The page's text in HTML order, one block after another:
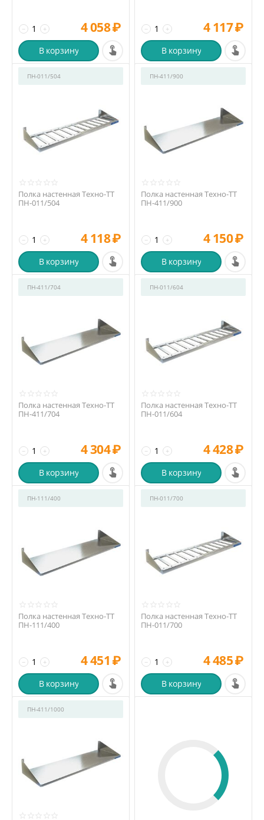
+
− 4 058₽
В корзину
+
− 4 117₽
В корзину
ПН-011/504
Полка настенная Техно-ТТ
ПН-011/504
+
− 4 118₽
В корзину
ПН-411/900
Полка настенная Техно-ТТ
ПН-411/900
+
− 4 150₽
В корзину
ПН-411/704
Полка настенная Техно-ТТ
ПН-411/704
+
− 4 304₽
В корзину
ПН-011/604
Полка настенная Техно-ТТ
ПН-011/604
+
− 4 428₽
В корзину
ПН-111/400
Полка настенная Техно-ТТ
ПН-111/400
+
− 4 451 ₽
В корзину
ПН-011/700
Полка настенная Техно-ТТ
ПН-011/700
+
− 4 485₽
В корзину
ПН-411/1000